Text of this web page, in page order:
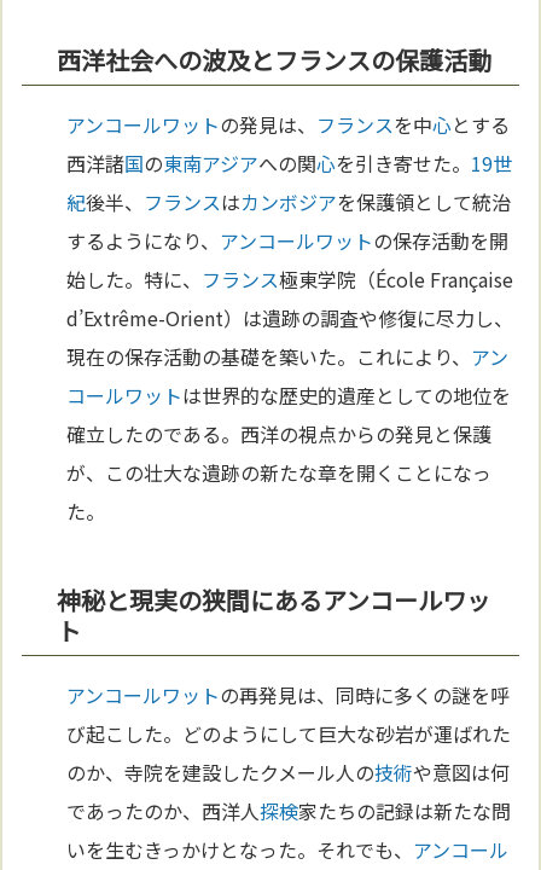
西洋社会への波及とフランスの保護活動
アンコールワットの発見は、 フランスを中心とする
西洋諸国の東南アジアへの関心を引き寄せた。 19世
紀後半、 フランスはカンボジアを保護領として統治
するようになり、 アンコールワットの保存活動を開
始した。特に、 フランス極東学院（École Française
d’Extrême-Orient）は遺跡の調査や修復に尽力し、
現在の保存活動の基礎を築いた。これにより、 アン
コールワットは世界的な歴史的遺産としての地位を
確立したのである。西洋の視点からの発見と保護
が、この壮大な遺跡の新たな章を開くことになっ
た。
神秘と現実の狭間にあるアンコールワッ
ト
アンコールワットの再発見は、同時に多くの謎を呼
び起こした。どのようにして巨大な砂岩が運ばれた
のか、寺院を建設したクメール人の技術や意図は何
であったのか、西洋人探検家たちの記録は新たな問
いを生むきっかけとなった。それでも、 アンコール